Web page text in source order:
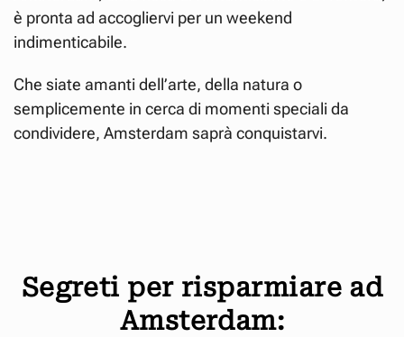
è pronta ad accogliervi per un weekend
indimenticabile.
Che siate amanti dell’arte, della natura o
semplicemente in cerca di momenti speciali da
condividere, Amsterdam saprà conquistarvi.
Segreti per risparmiare ad
Amsterdam: